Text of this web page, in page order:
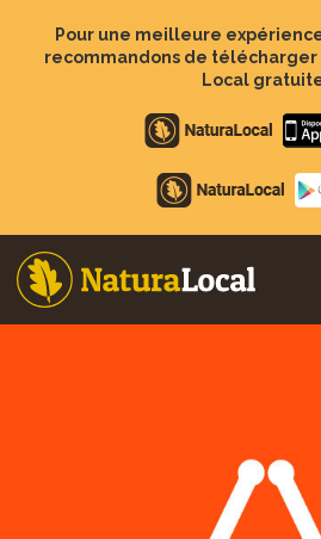
contenu
Pour une meilleure
recommandons de
Local
Apple
store
Play